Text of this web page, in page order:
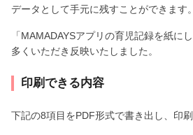
データとして手元に残すことができます。
「MAMADAYSアプリの育児記録を紙に
多くいただき反映いたしました。
印刷できる内容
下記の8項目をPDF形式で書き出し、印